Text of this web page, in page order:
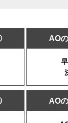
AO
AO